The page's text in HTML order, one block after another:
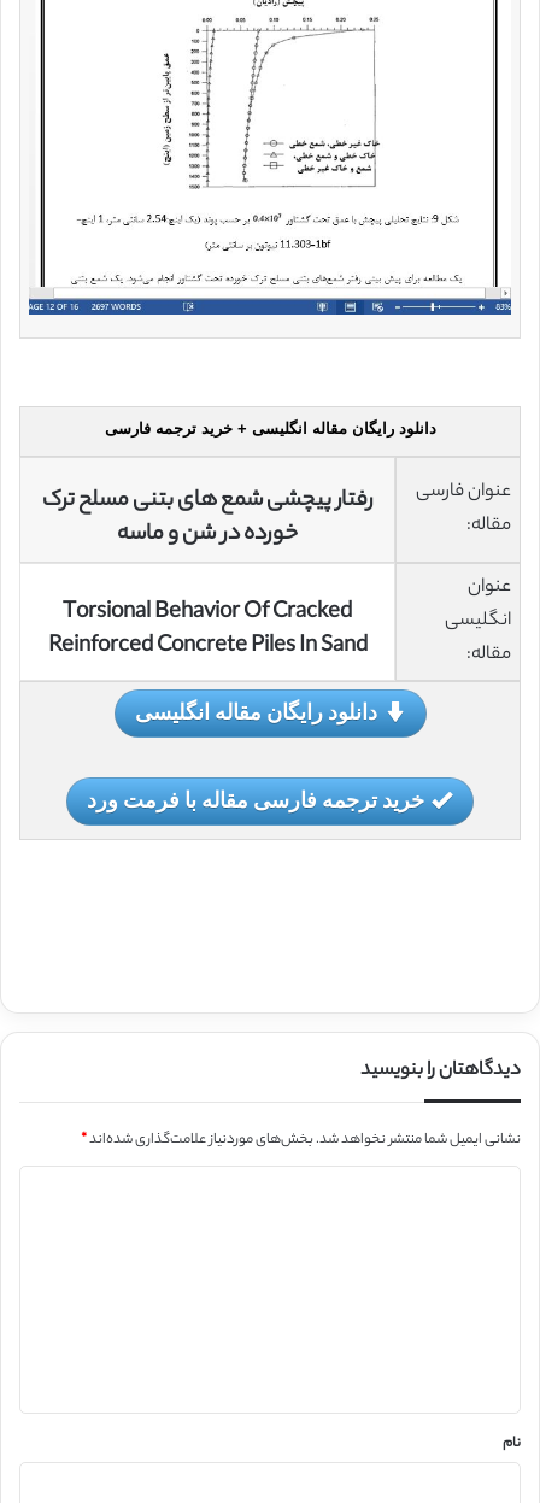
دانلود رایگان مقاله انگلیسی + خرید ترجمه فارسی
عنوان فارسی
مقاله:
رفتار پیچشی شمع های بتنی مسلح ترک
خورده در شن و ماسه
عنوان
انگلیسی
مقاله:
Torsional Behavior Of Cracked
Reinforced Concrete Piles In Sand
دانلود رایگان مقاله انگلیسی
خرید ترجمه فارسی مقاله با فرمت ورد
دیدگاهتان را بنویسید
نشانی ایمیل شما منتشر نخواهد شد.بخش‌های موردنیاز علامت‌گذاری شده‌اند*
نام